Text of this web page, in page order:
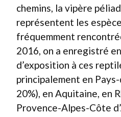
chemins, la vipère
représentent les
fréquemment
2016, on a enregistré
d’exposition à ces
principalement en
20%), en Aquitaine, en
Provence-Alpes-Côte